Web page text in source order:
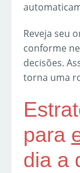
Reveja seu
conforme
decisões.
torna uma
para
dia a